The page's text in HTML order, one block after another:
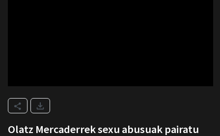
Olatz Mercaderrek sexu abusuak pairatu